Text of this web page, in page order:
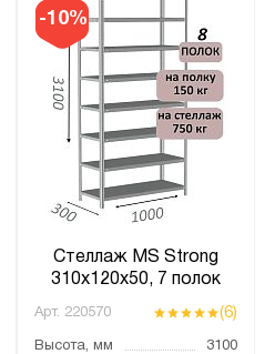
-10%
Стеллаж MS Strong
310х120х50, 7 полок
Арт. 220570 (6)
Высота, мм
3100